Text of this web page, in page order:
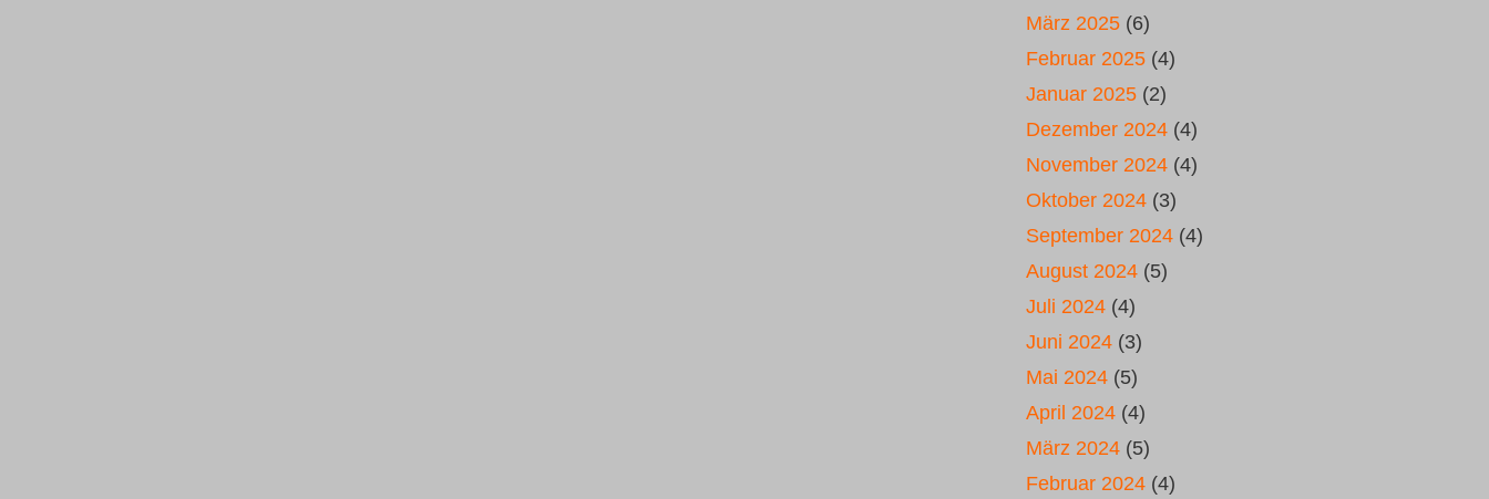
März 2025 (6)
Februar 2025 (4)
Januar 2025 (2)
Dezember 2024 (4)
November 2024 (4)
Oktober 2024 (3)
September 2024 (4)
August 2024 (5)
Juli 2024 (4)
Juni 2024 (3)
Mai 2024 (5)
April 2024 (4)
März 2024 (5)
Februar 2024 (4)